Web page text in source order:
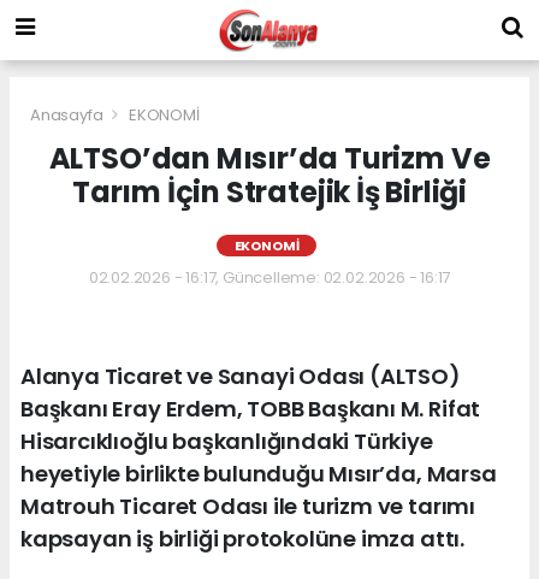
Anasayfa EKONOMİ
ALTSO’dan Mısır’da Turizm Ve
Tarım İçin Stratejik İş Birliği
EKONOMİ
02.02.2026 - 16:17, Güncelleme: 02.02.2026 - 16:17
Alanya Ticaret ve Sanayi Odası (ALTSO)
Başkanı Eray Erdem, TOBB Başkanı M. Rifat
Hisarcıklıoğlu başkanlığındaki Türkiye
heyetiyle birlikte bulunduğu Mısır’da, Marsa
Matrouh Ticaret Odası ile turizm ve tarımı
kapsayan iş birliği protokolüne imza attı.